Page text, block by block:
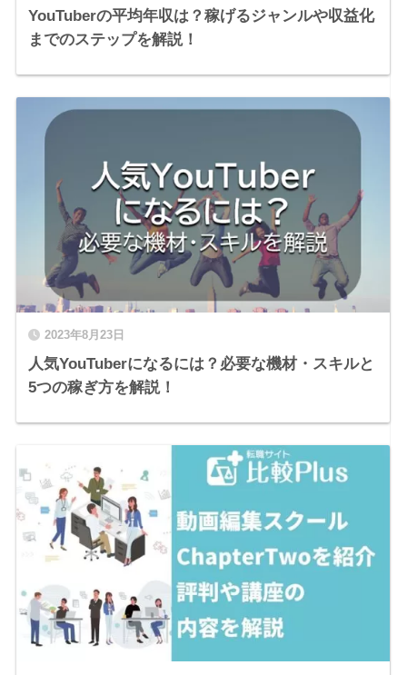
YouTuberの平均年収は？稼げるジャンルや収益化
までのステップを解説！
2023年8月23日
人気YouTuberになるには？必要な機材・スキルと
5つの稼ぎ方を解説！